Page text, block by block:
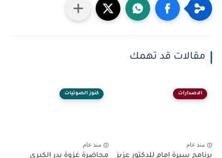
قد تهمك
إمام للدكتور عزيز
كنوز الصوتيات
محاضرة غزوة بدر الكبرى